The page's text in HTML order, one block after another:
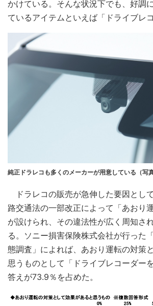
かけている。そんな状況下でも、好調
ているアイテムといえば「ドライブレ
純正ドラレコも多くのメーカーが用意している（写
ドラレコの販売が急伸した要因とし
路交通法の一部改正によって「あおり
が設けられ、その違法性が広く周知さ
る。ソニー損害保険株式会社が行った
態調査」によれば、あおり運転の対策
思うものとして「ドライブレコーダー
答えが73.9％を占めた。